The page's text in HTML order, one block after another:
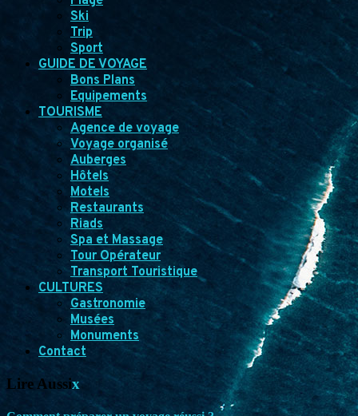
Ski
Trip
Sport
GUIDE DE VOYAGE
Bons Plans
Equipements
TOURISME
Agence de voyage
Voyage organisé
Auberges
Hôtels
Motels
Restaurants
Riads
Spa et Massage
Tour Opérateur
Transport Touristique
CULTURES
Gastronomie
Musées
Monuments
Contact
Lire Aussix